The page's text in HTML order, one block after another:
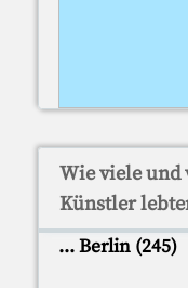
Wie viele
Künstler
... Berlin (245)